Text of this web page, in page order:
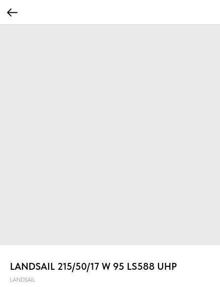
LANDSAIL 215/50/17 W 95 LS588 UHP
LANDSAIL